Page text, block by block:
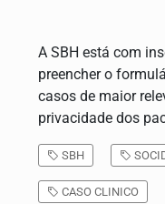
A SBH está com
preencher o
casos de maior
privacidade dos
SBH
CASO CLINICO